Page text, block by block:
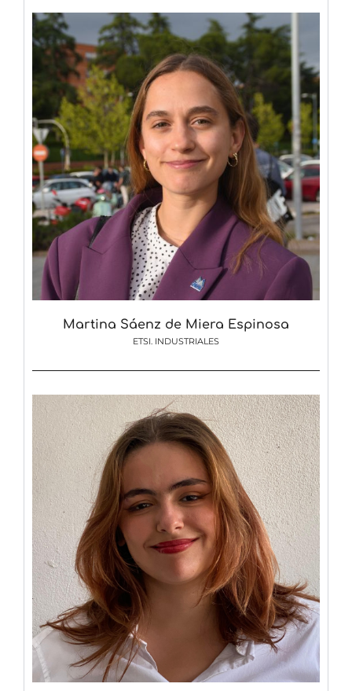
Martina Sáenz de Miera Espinosa
ETSI. INDUSTRIALES